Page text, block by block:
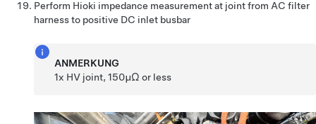
Perform Hioki impedance measurement at joint from AC filter
harness to positive DC inlet busbar
ANMERKUNG
1x HV joint, 150µΩ or less